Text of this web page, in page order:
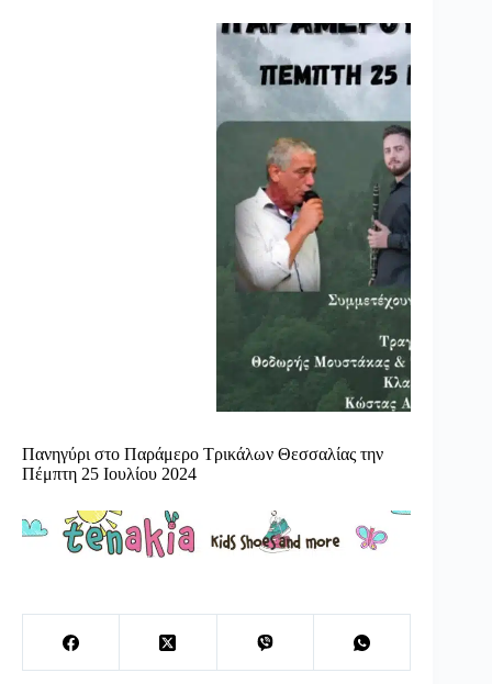
Πανηγύρι στο Παράμερο Τρικάλων Θεσσαλίας την
Πέμπτη 25 Ιουλίου 2024